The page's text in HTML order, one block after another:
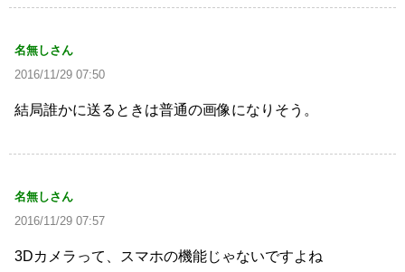
名無しさん
2016/11/29 07:50
結局誰かに送るときは普通の画像になりそう。
名無しさん
2016/11/29 07:57
3Dカメラって、スマホの機能じゃないですよね